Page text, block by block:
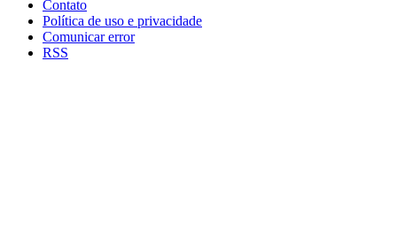
Contato
Política de uso e privacidade
Comunicar error
RSS